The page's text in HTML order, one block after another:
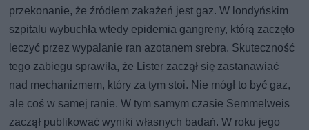
przekonanie, że źródłem zakażeń jest gaz. W londyńskim
szpitalu wybuchła wtedy epidemia gangreny, którą zaczęto
leczyć przez wypalanie ran azotanem srebra. Skuteczność
tego zabiegu sprawiła, że Lister zaczął się zastanawiać
nad mechanizmem, który za tym stoi. Nie mógł to być gaz,
ale coś w samej ranie. W tym samym czasie Semmelweis
zaczął publikować wyniki własnych badań. W roku jego